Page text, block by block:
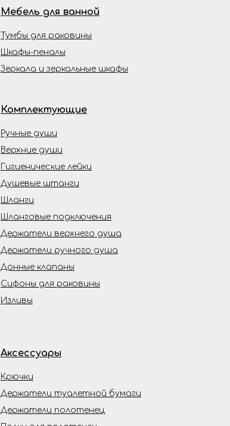
Мебель для ванной
Тумбы для раковины
Шкафы-пеналы
Зеркала и зеркальные шкафы
Держатели полотенец
Держатели туалетной бумаги
Крючки
Аксессуары
Комплектующие
Ручные души
Верхние души
Гигиенические лейки
Шланги
Шланговые подключения
Держатели верхнего душа
Держатели ручного душа
Донные клапаны
Сифоны для раковины
Изливы
Душевые штанги